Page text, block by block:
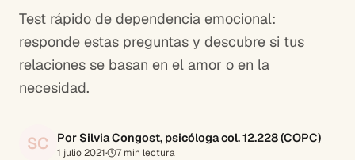
Test rápido de dependencia emocional:
responde estas preguntas y descubre si tus
relaciones se basan en el amor o en la
necesidad.
SC Por Silvia Congost, psicóloga col. 12.228 (COPC)
1 julio 2021· 7min lectura